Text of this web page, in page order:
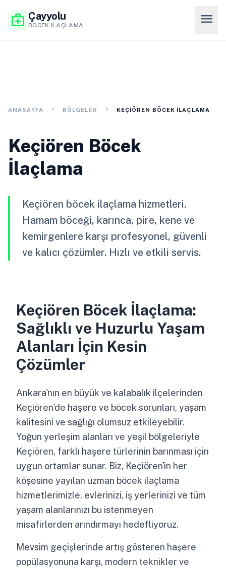
medical_services Çayyolu
BÖCEK İLAÇLAMA menu
ANASAYFA chevron_right BÖLGELER chevron_right KEÇIÖREN BÖCEK İLAÇLAMA
Keçiören Böcek
İlaçlama
Keçiören böcek ilaçlama hizmetleri.
Hamam böceği, karınca, pire, kene ve
kemirgenlere karşı profesyonel, güvenli
ve kalıcı çözümler. Hızlı ve etkili servis.
Keçiören Böcek İlaçlama:
Sağlıklı ve Huzurlu Yaşam
Alanları İçin Kesin
Çözümler
Ankara'nın en büyük ve kalabalık ilçelerinden
Keçiören'de haşere ve böcek sorunları, yaşam
kalitesini ve sağlığı olumsuz etkileyebilir.
Yoğun yerleşim alanları ve yeşil bölgeleriyle
Keçiören, farklı haşere türlerinin barınması için
uygun ortamlar sunar. Biz, Keçiören'in her
köşesine yayılan uzman böcek ilaçlama
hizmetlerimizle, evlerinizi, iş yerlerinizi ve tüm
yaşam alanlarınızı bu istenmeyen
misafirlerden arındırmayı hedefliyoruz.
Mevsim geçişlerinde artış gösteren haşere
popülasyonuna karşı, modern teknikler ve